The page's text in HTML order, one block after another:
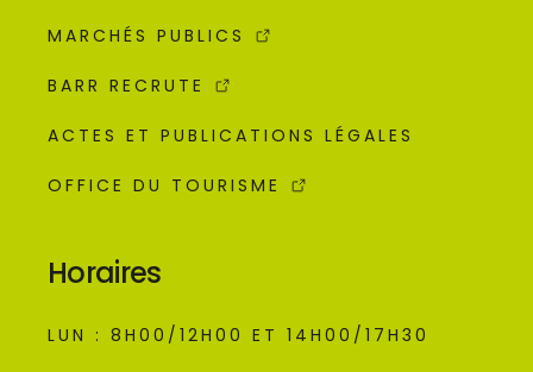
MARCHÉS PUBLICS
BARR RECRUTE
ACTES ET PUBLICATIONS LÉGALES
OFFICE DU TOURISME
Horaires
LUN : 8H00/12H00 ET 14H00/17H30